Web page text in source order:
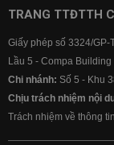
TRANG TTĐTTH
Giấy phép số 3324/GP-
Lầu 5 - Compa
Chi nhánh: Số 5 - Khu
Chịu trách nhiệm nội
Trách nhiệm về thông tin